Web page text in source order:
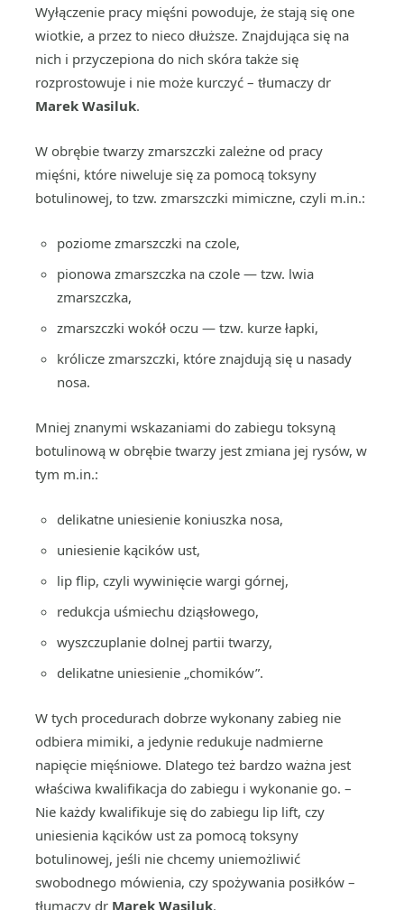
Wyłączenie pracy mięśni powoduje, że stają się one
wiotkie, a przez to nieco dłuższe. Znajdująca się na
nich i przyczepiona do nich skóra także się
rozprostowuje i nie może kurczyć – tłumaczy dr
Marek Wasiluk.
W obrębie twarzy zmarszczki zależne od pracy
mięśni, które niweluje się za pomocą toksyny
botulinowej, to tzw. zmarszczki mimiczne, czyli m.in.:
poziome zmarszczki na czole,
pionowa zmarszczka na czole — tzw. lwia
zmarszczka,
zmarszczki wokół oczu — tzw. kurze łapki,
królicze zmarszczki, które znajdują się u nasady
nosa.
Mniej znanymi wskazaniami do zabiegu toksyną
botulinową w obrębie twarzy jest zmiana jej rysów, w
tym m.in.:
delikatne uniesienie koniuszka nosa,
uniesienie kącików ust,
lip flip, czyli wywinięcie wargi górnej,
redukcja uśmiechu dziąsłowego,
wyszczuplanie dolnej partii twarzy,
delikatne uniesienie „chomików”.
W tych procedurach dobrze wykonany zabieg nie
odbiera mimiki, a jedynie redukuje nadmierne
napięcie mięśniowe. Dlatego też bardzo ważna jest
właściwa kwalifikacja do zabiegu i wykonanie go. –
Nie każdy kwalifikuje się do zabiegu lip lift, czy
uniesienia kącików ust za pomocą toksyny
botulinowej, jeśli nie chcemy uniemożliwić
swobodnego mówienia, czy spożywania posiłków –
tłumaczy dr Marek Wasiluk.